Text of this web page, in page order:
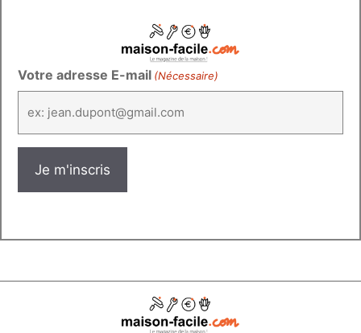
Votre adresse E-mail (Nécessaire)